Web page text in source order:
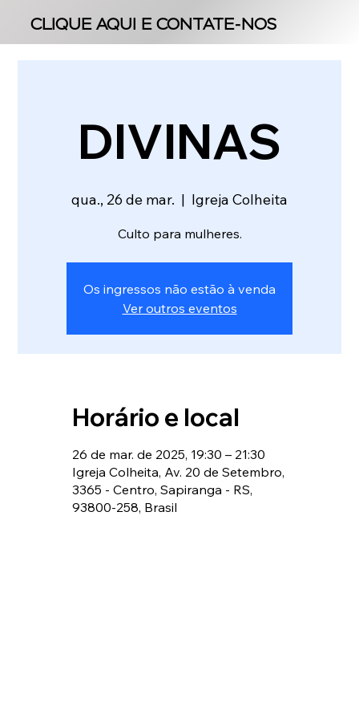
CLIQUE AQUI E CONTATE-NOS
CLIQUE AQUI E CONTATE-NOS
DIVINAS
qua., 26 de mar.
  |
Igreja Colheita
Culto para mulheres.
Os ingressos não estão à venda
Ver outros eventos
Horário e local
26 de mar. de 2025, 19:30 – 21:30
Igreja Colheita, Av. 20 de Setembro,
3365 - Centro, Sapiranga - RS,
93800-258, Brasil